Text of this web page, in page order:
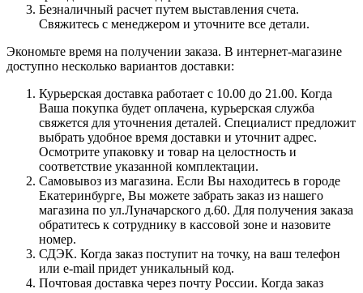
Безналичный расчет путем выставления счета.
Свяжитесь с менеджером и уточните все детали.
Экономьте время на получении заказа. В интернет-магазине
доступно несколько вариантов доставки:
Курьерская доставка работает с 10.00 до 21.00. Когда
Ваша покупка будет оплачена, курьерская служба
свяжется для уточнения деталей. Специалист предложит
выбрать удобное время доставки и уточнит адрес.
Осмотрите упаковку и товар на целостность и
соответствие указанной комплектации.
Самовывоз из магазина. Если Вы находитесь в городе
Екатеринбурге, Вы можете забрать заказ из нашего
магазина по ул.Луначарского д.60. Для получения заказа
обратитесь к сотруднику в кассовой зоне и назовите
номер.
СДЭК. Когда заказ поступит на точку, на ваш телефон
или e-mail придет уникальный код.
Почтовая доставка через почту России. Когда заказ